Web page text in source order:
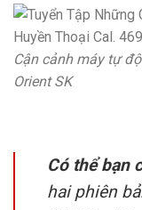
Cận cảnh máy tự
Orient SK
Có thể bạn
hai phiên